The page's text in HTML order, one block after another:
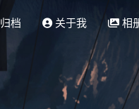
归档 关于我 相